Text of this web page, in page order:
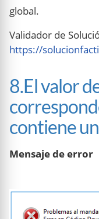
global.
Validador de
https://
8.El valor
contiene
Mensaje de error